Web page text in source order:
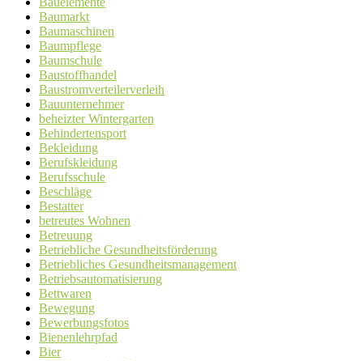
Baumarkt
Baumaschinen
Baumpflege
Baumschule
Baustoffhandel
Baustromverteilerverleih
Bauunternehmer
beheizter Wintergarten
Behindertensport
Bekleidung
Berufskleidung
Berufsschule
Beschläge
Bestatter
betreutes Wohnen
Betreuung
Betriebliche Gesundheitsförderung
Betriebliches Gesundheitsmanagement
Betriebsautomatisierung
Bettwaren
Bewegung
Bewerbungsfotos
Bienenlehrpfad
Bier